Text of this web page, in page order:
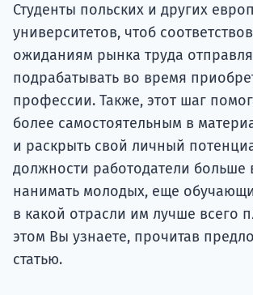
Студенты польских и других
университетов, чтоб
ожиданиям рынка труда
подрабатывать во время
профессии. Также, этот шаг
более самостоятельным в
и раскрыть свой личный
должности работодатели больше
нанимать молодых, еще
в какой отрасли им лучше всего
этом Вы узнаете, прочитав
статью.